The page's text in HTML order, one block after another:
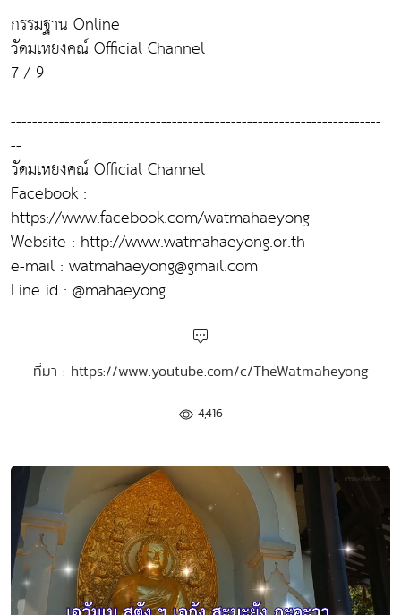
กรรมฐาน Online
วัดมเหยงคณ์ Official Channel
7 / 9
---------------------------------------------------------------------
--
วัดมเหยงคณ์ Official Channel
Facebook :
https://www.facebook.com/watmahaeyong
Website : http://www.watmahaeyong.or.th
e-mail : watmahaeyong@gmail.com
Line id : @mahaeyong
ที่มา : https://www.youtube.com/c/TheWatmaheyong
4,416